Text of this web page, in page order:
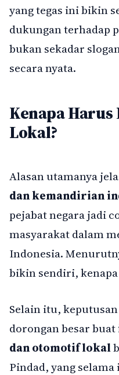
yang tegas ini bikin
dukungan terhadap
bukan sekadar
secara nyata.
Kenapa
Lokal?
Alasan utamanya
dan kemandirian
pejabat negara jadi
masyarakat dalam
Indonesia.
bikin sendiri,
Selain itu,
dorongan besar buat
dan otomotif lokal
Pindad, yang